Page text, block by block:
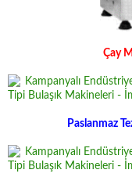
Çay
Paslanmaz